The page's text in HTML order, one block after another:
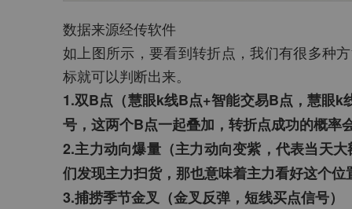
数据来源经传软件
如上图所示，要看到转折点，我们有很多种
标就可以判断出来。
1.双B点（慧眼k线B点+智能交易B点，慧眼
号，这两个B点一起叠加，转折点成功的概率
2.主力动向爆量（主力动向变紫，代表当天
们发现主力扫货，那也意味着主力看好这个
3.捕捞季节金叉（金叉反弹，短线买点信号）